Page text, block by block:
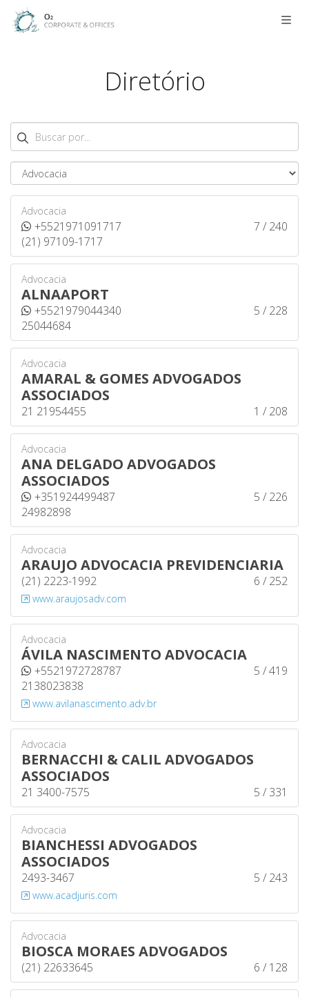
Menu
Diretório
Buscar
Advocacia
7 / 240
+5521971091717
(21) 97109-1717
Advocacia
ALNAAPORT
5 / 228
+5521979044340
25044684
Advocacia
AMARAL & GOMES ADVOGADOS
ASSOCIADOS
1 / 208
21 21954455
Advocacia
ANA DELGADO ADVOGADOS
ASSOCIADOS
5 / 226
+351924499487
24982898
Advocacia
ARAUJO ADVOCACIA PREVIDENCIARIA
6 / 252
(21) 2223-1992
www.araujosadv.com
Advocacia
ÁVILA NASCIMENTO ADVOCACIA
5 / 419
+5521972728787
2138023838
www.avilanascimento.adv.br
Advocacia
BERNACCHI & CALIL ADVOGADOS
ASSOCIADOS
5 / 331
21 3400-7575
Advocacia
BIANCHESSI ADVOGADOS
ASSOCIADOS
5 / 243
2493-3467
www.acadjuris.com
Advocacia
BIOSCA MORAES ADVOGADOS
6 / 128
(21) 22633645